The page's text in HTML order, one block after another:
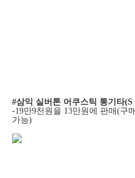
#삼익 실버톤 어쿠스틱 통기타(S
-19만9천원을 13만원에 판매(구
가능)